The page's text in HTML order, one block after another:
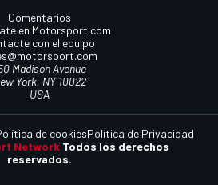
Comentarios
en Motorsport.com
con el equipo
Madison Avenue
York, NY 10022
USA
Network Todos los derechos
reservados.
de cookiesPolítica de Privacidad